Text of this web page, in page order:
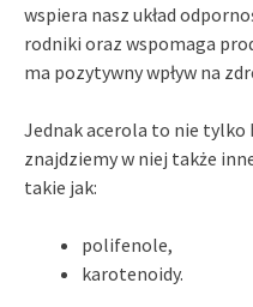
wspiera nasz układ
rodniki oraz wspomaga
ma pozytywny wpływ na
Jednak acerola to nie tylko
znajdziemy w niej także
takie jak:
polifenole,
karotenoidy.